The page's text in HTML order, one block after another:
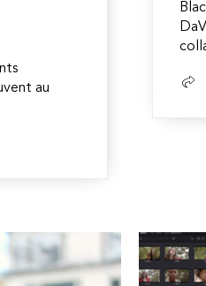
au
Lire